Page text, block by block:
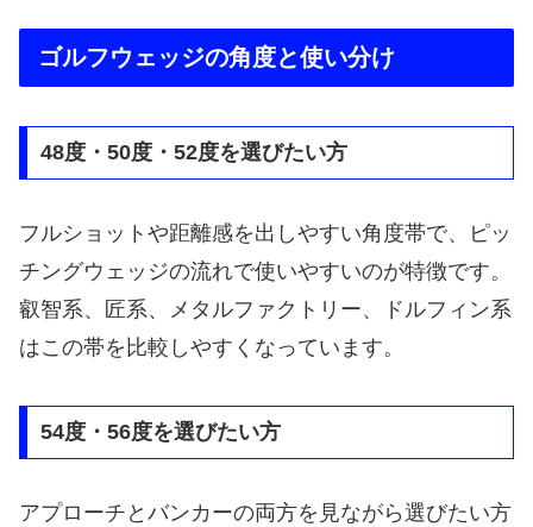
ゴルフウェッジの角度と使い分け
48度・50度・52度を選びたい方
フルショットや距離感を出しやすい角度帯で、ピッ
チングウェッジの流れで使いやすいのが特徴です。
叡智系、匠系、メタルファクトリー、ドルフィン系
はこの帯を比較しやすくなっています。
54度・56度を選びたい方
アプローチとバンカーの両方を見ながら選びたい方